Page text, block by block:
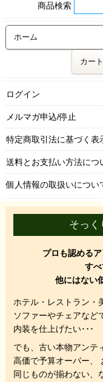
商品検索
ホーム
カート
ログイン
メルマガ申込/停止
特定商取引法に基づく表
送料とお支払い方法につ
個人情報の取扱いについ
そっく
プロも認める
す
他にはない
ホテル・レストラン・
ソファーやチェアなど
内装を仕上げたい･･･
でも、 古い本物アンテ
高価で予算オーバー、
同じものが揃わない、